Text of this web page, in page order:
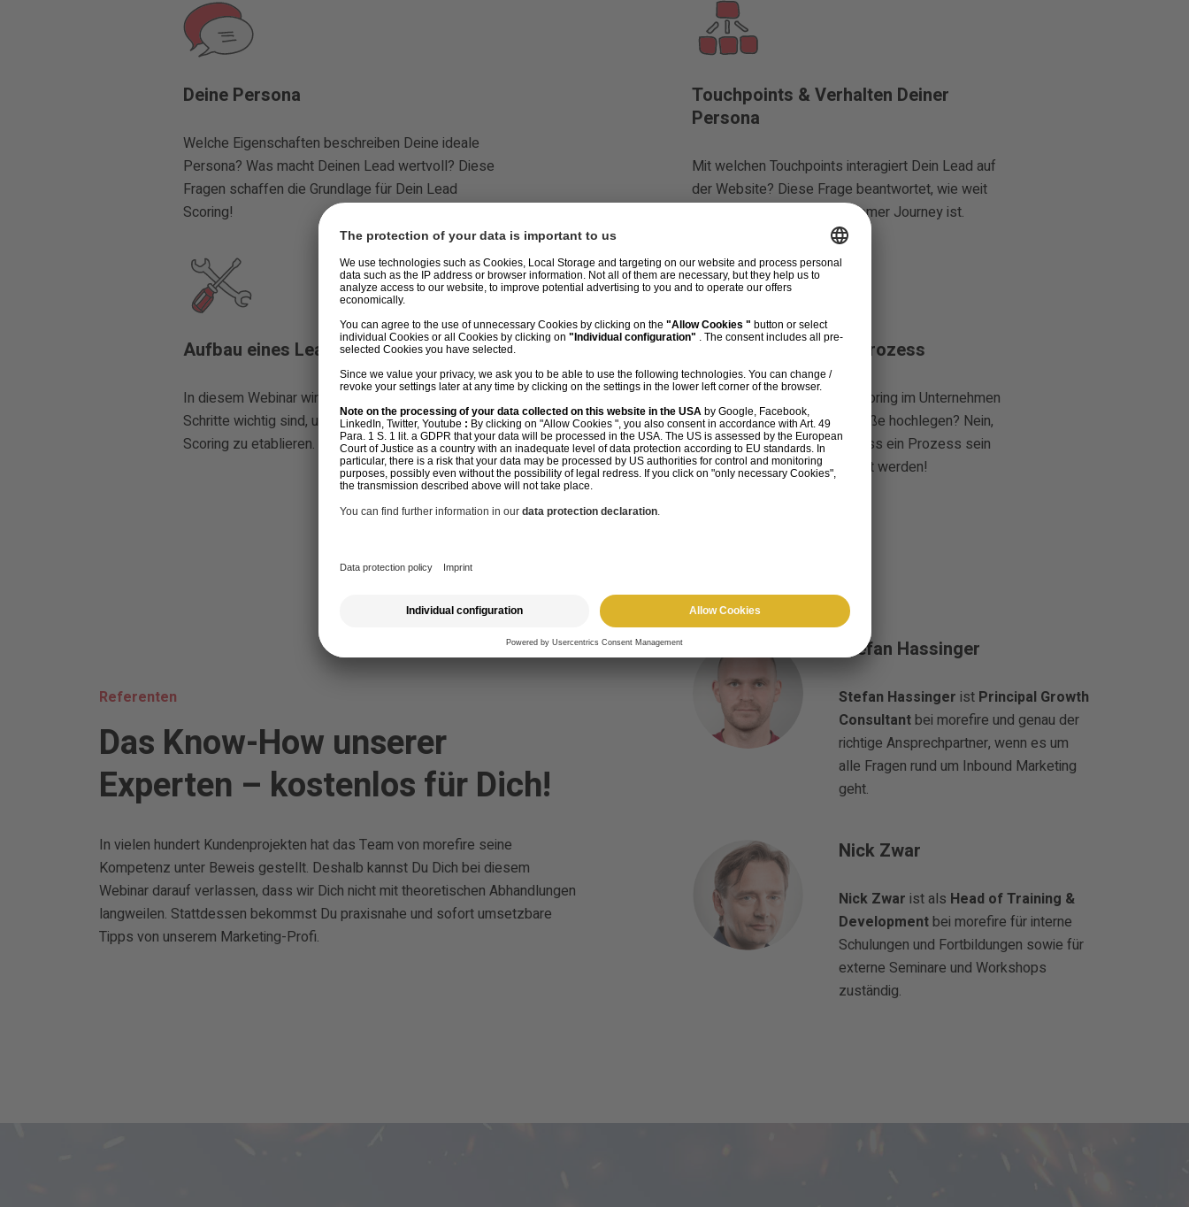
Deine Persona
Welche Eigenschaften beschreiben Deine ideale
Persona? Was macht Deinen Lead wertvoll? Diese
Fragen schaffen die Grundlage für Dein Lead
Scoring!
Touchpoints & Verhalten Deiner
Persona
Mit welchen Touchpoints interagiert Dein Lead auf
der Website? Diese Frage beantwortet, wie weit
ein Lead innerhalb der Customer Journey ist.
Aufbau eines Lead Scorings
In diesem Webinar wirst du erfahren, welche
Schritte wichtig sind, um Dein eigenes Lead
Scoring zu etablieren. Klingt wichtig! Ist es auch!
Lead Scoring ist ein Prozess
Was tun sobald das Lead Scoring im Unternehmen
implementiert worden ist? Füße hochlegen? Nein,
leider nicht. Lead Scoring muss ein Prozess sein
und muss ständig nachjustiert werden!
Referenten
Das Know-How unserer
Experten – kostenlos für Dich!
In vielen hundert Kundenprojekten hat das Team von morefire seine
Kompetenz unter Beweis gestellt. Deshalb kannst Du Dich bei diesem
Webinar darauf verlassen, dass wir Dich nicht mit theoretischen Abhandlungen
langweilen. Stattdessen bekommst Du praxisnahe und sofort umsetzbare
Tipps von unserem Marketing-Profi.
Stefan Hassinger
Stefan Hassinger ist Principal Growth
Consultantbei morefire und genau der
richtige Ansprechpartner, wenn es um
alle Fragen rund um Inbound Marketing
geht.
Nick Zwar
Nick Zwar ist als Head of Training &
Developmentbei morefire für interne
Schulungen und Fortbildungen sowie für
externe Seminare und Workshops
zuständig.